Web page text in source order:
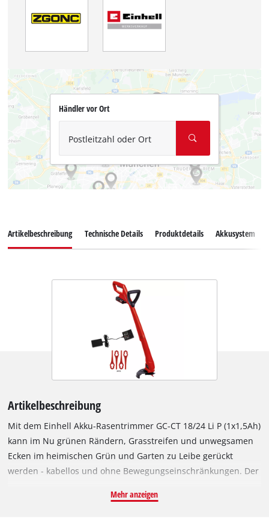
Händler vor Ort
Postleitzahl oder Ort
Artikelbeschreibung Technische Details Produktdetails Akkusystem
Artikelbeschreibung
Mit dem Einhell Akku-Rasentrimmer GC-CT 18/24 Li P (1x1,5Ah)
kann im Nu grünen Rändern, Grasstreifen und unwegsamen
Ecken im heimischen Grün und Garten zu Leibe gerückt
werden - kabellos und ohne Bewegungseinschränkungen. Der
damit kann der Akku in allen Geräten der Systemreihe
Mehr anzeigen